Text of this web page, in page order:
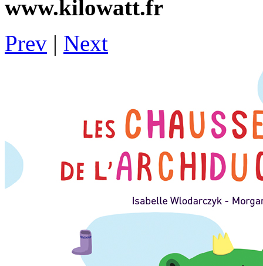
www.kilowatt.fr
Prev | Next